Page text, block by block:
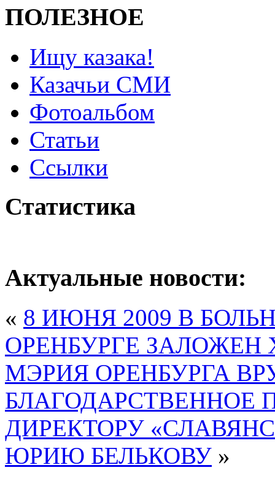
ПОЛЕЗНОЕ
Ищу казака!
Казачьи СМИ
Фотоальбом
Статьи
Ссылки
Статистика
Актуальные новости:
« 8 ИЮНЯ 2009 В
ОРЕНБУРГЕ
МЭРИЯ ОРЕНБУРГА
БЛАГОДАРСТВЕННОЕ
ДИРЕКТОРУ
ЮРИЮ БЕЛЬКОВУ »